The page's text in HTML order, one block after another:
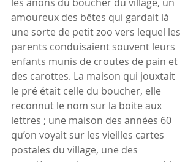
amoureux des bêtes qui gardait là
une sorte de petit zoo vers lequel les
parents conduisaient souvent leurs
enfants munis de croutes de pain et
des carottes. La maison qui jouxtait
le pré était celle du boucher, elle
reconnut le nom sur la boite aux
lettres ; une maison des années 60
qu’on voyait sur les vieilles cartes
postales du village, une des